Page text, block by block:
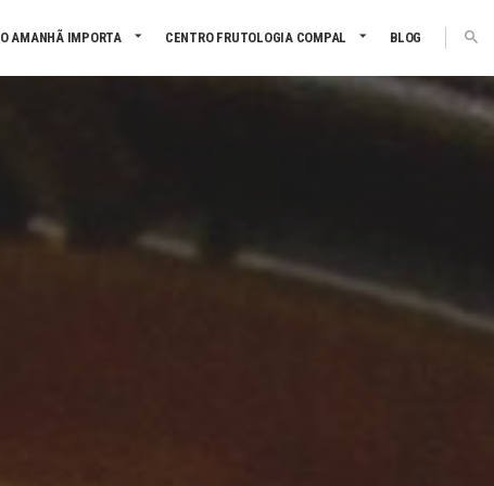
O AMANHÃ IMPORTA CENTRO FRUTOLOGIA COMPAL BLOG